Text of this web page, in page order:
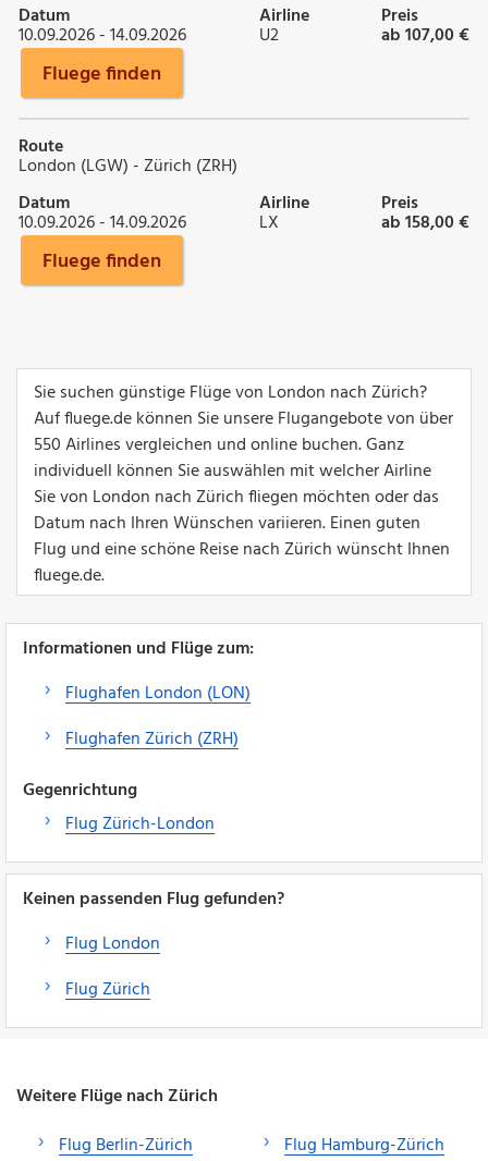
Datum
10.09.2026 - 14.09.2026
Airline
U2
Preis
ab 107,00 €
Fluege finden
Route
London (LGW) - Zürich (ZRH)
Datum
10.09.2026 - 14.09.2026
Airline
LX
Preis
ab 158,00 €
Fluege finden
Sie suchen günstige Flüge von London nach Zürich?
Auf fluege.de können Sie unsere Flugangebote von über
550 Airlines vergleichen und online buchen. Ganz
individuell können Sie auswählen mit welcher Airline
Sie von London nach Zürich fliegen möchten oder das
Datum nach Ihren Wünschen variieren. Einen guten
Flug und eine schöne Reise nach Zürich wünscht Ihnen
fluege.de.
Informationen und Flüge zum:
Flughafen London (LON)
Flughafen Zürich (ZRH)
Gegenrichtung
Flug Zürich-London
Keinen passenden Flug gefunden?
Flug London
Flug Zürich
Weitere Flüge nach Zürich
Flug Berlin-Zürich
Flug Hamburg-Zürich